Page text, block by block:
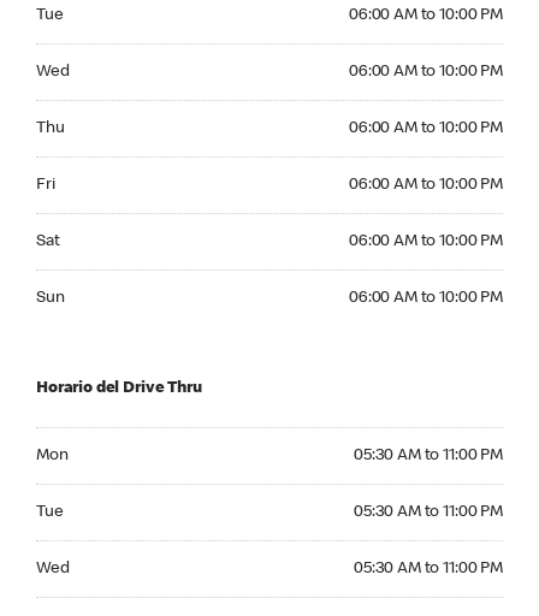
Tue 06:00 AM to 10:00 PM
Wed 06:00 AM to 10:00 PM
Thu 06:00 AM to 10:00 PM
Fri 06:00 AM to 10:00 PM
Sat 06:00 AM to 10:00 PM
Sun 06:00 AM to 10:00 PM
Horario del Drive Thru
Mon 05:30 AM to 11:00 PM
Tue 05:30 AM to 11:00 PM
Wed 05:30 AM to 11:00 PM